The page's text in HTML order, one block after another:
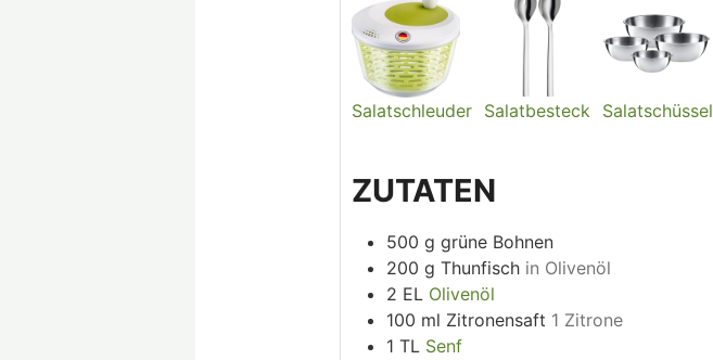
Salatschleuder Salatbesteck Salatschüssel
ZUTATEN
500 g grüne Bohnen
200 g Thunfisch in Olivenöl
2 EL Olivenöl
100 ml Zitronensaft 1 Zitrone
1 TL Senf